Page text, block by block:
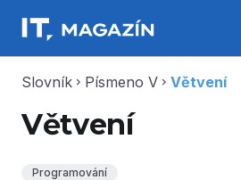
Slovník chevron_right Písmeno V chevron_right Větvení
Větvení
Programování